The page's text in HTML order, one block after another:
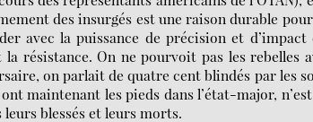
des insurgés est une raison durable
avec la puissance de précision et d’impact
résistance. On ne pourvoit pas les rebelles
on parlait de quatre cent blindés par les
maintenant les pieds dans l’état-major,
blessés et leurs morts.